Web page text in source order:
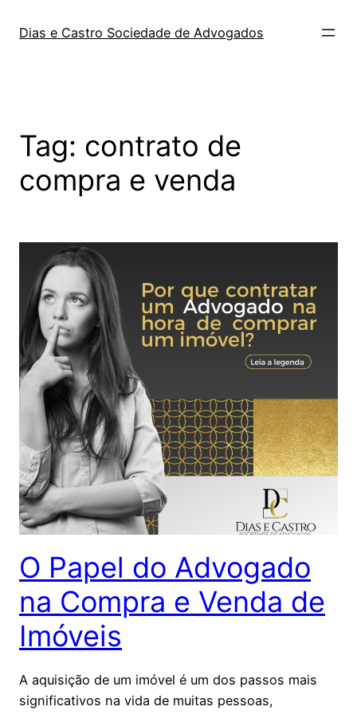
Dias e Castro Sociedade de Advogados
Tag: contrato de
compra e venda
O Papel do Advogado
na Compra e Venda de
Imóveis
A aquisição de um imóvel é um dos passos mais
significativos na vida de muitas pessoas,